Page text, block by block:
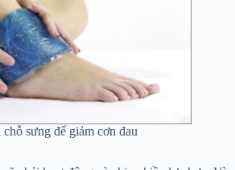
sưng để giảm cơn đau